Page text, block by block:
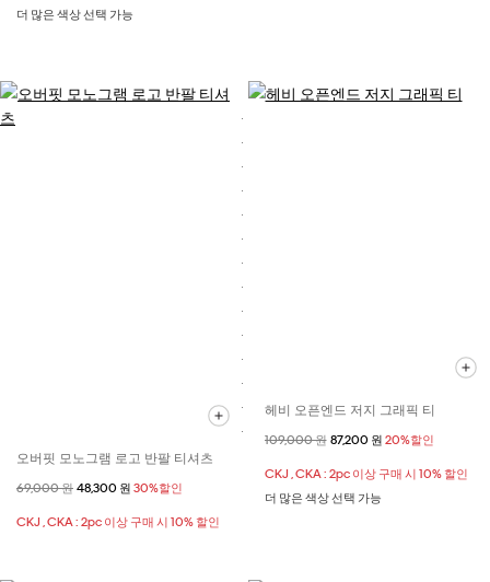
더 많은 색상 선택 가능
오버핏 모노그램 로고 반팔 티셔츠
할인 전 가격
69,000 원 할인된 가격
48,300 원 30%할인
CKJ , CKA : 2pc 이상 구매 시 10% 할인
헤비 오픈엔드 저지 그래픽 티
할인 전 가격
109,000 원할인된 가격
87,200 원 20%할인
CKJ , CKA : 2pc 이상 구매 시 10% 할인
더 많은 색상 선택 가능